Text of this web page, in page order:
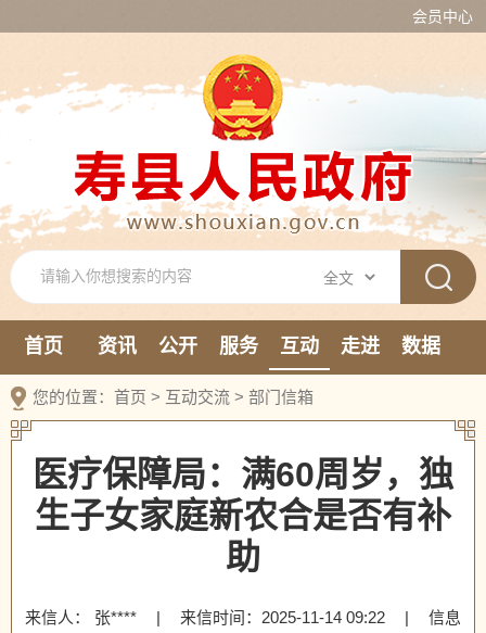
会员中心
首页 资讯 公开 服务 互动 走进
数据
您的位置： 首页 > 互动交流 > 部门信箱
医疗保障局：满60周岁，独
生子女家庭新农合是否有补
助
来信人： 张**** | 来信时间：2025-11-14 09:22 |
信息